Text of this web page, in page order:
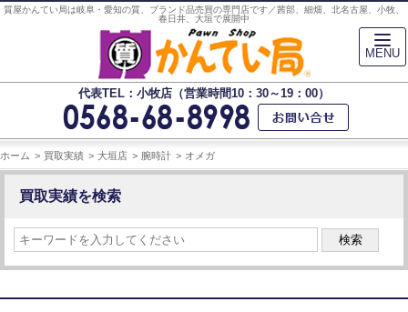
質屋かんてい局は岐阜・愛知の質、ブランド品売買の専門店です／茜部、細畑、北名古屋、小牧、
春日井、大垣で展開中
代表TEL：小牧店（営業時間10：30～19：00）
ホーム 買取実績 大垣店 腕時計 オメガ
買取実績を検索
検索
MENU